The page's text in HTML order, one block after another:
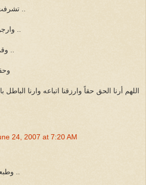
اللهم أرنا الحق حقاً وارزقنا اتباعه وارنا الباطل
24, 2007 at 7:20 AM